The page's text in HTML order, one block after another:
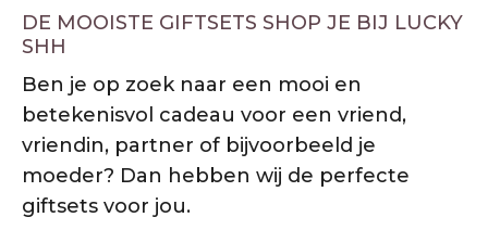
DE MOOISTE GIFTSETS SHOP JE BIJ LUCKY
SHH
Ben je op zoek naar een mooi en
betekenisvol cadeau voor een vriend,
vriendin, partner of bijvoorbeeld je
moeder? Dan hebben wij de perfecte
giftsets voor jou.